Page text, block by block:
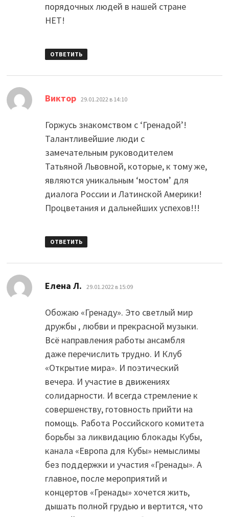
порядочных людей в нашей стране
НЕТ!
ОТВЕТИТЬ
Виктор: 29.01.2022 в 14:10
Горжусь знакомством с ‘Гренадой’!
Талантливейшие люди с
замечательным руководителем
Татьяной Львовной, которые, к тому же,
являются уникальным ‘мостом’ для
диалога России и Латинской Америки!
Процветания и дальнейших успехов!!!
ОТВЕТИТЬ
Елена Л. 29.01.2022 в 15:09
Обожаю «Гренаду». Это светлый мир
дружбы , любви и прекрасной музыки.
Всё направления работы ансамбля
даже перечислить трудно. И Клуб
«Открытие мира». И поэтический
вечера. И участие в движениях
солидарности. И всегда стремление к
совершенству, готовность прийти на
помощь. Работа Российского комитета
борьбы за ликвидацию блокады Кубы,
канала «Европа для Кубы» немыслимы
без поддержки и участия «Гренады». А
главное, после мероприятий и
концертов «Гренады» хочется жить,
дышать полной грудью и вертится, что